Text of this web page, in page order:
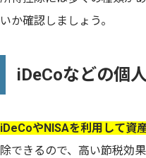
いか確認しましょう。
iDeCoなどの個
iDeCoやNISAを利用して資
除できるので、高い節税効